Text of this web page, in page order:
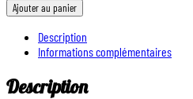
Ajouter au panier
Description
Informations complémentaires
Description